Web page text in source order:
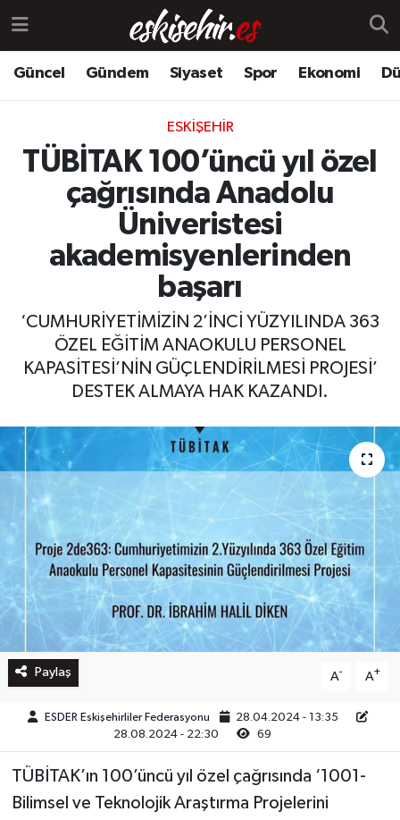
Güncel Gündem Siyaset Spor Ekonomi
ESKIŞEHIR
TÜBİTAK 100’üncü yıl özel
çağrısında Anadolu
Üniveristesi
akademisyenlerinden
başarı
‘CUMHURİYETİMİZİN 2’İNCİ YÜZYILINDA 363
ÖZEL EĞİTİM ANAOKULU PERSONEL
KAPASİTESİ’NİN GÜÇLENDİRİLMESİ PROJESİ’
DESTEK ALMAYA HAK KAZANDI.
Paylaş A- A+
ESDER Eskişehirliler Federasyonu
28.04.2024 - 13:35
28.08.2024 - 22:30
69
TÜBİTAK’ın 100’üncü yıl özel çağrısında ‘1001-
Bilimsel ve Teknolojik Araştırma Projelerini